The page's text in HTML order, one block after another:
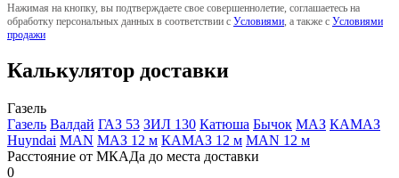
Нажимая на кнопку, вы подтверждаете свое совершеннолетие, соглашаетесь на
обработку персональных данных в соответствии с Условиями , а также с Условиями
продажи
Калькулятор доставки
Газель
Газель Валдай ГАЗ 53 ЗИЛ 130 Катюша Бычок МАЗ КАМАЗ
Huyndai MAN МАЗ 12 м КАМАЗ 12 м MAN 12 м
Расстояние от МКАДа до места доставки
0